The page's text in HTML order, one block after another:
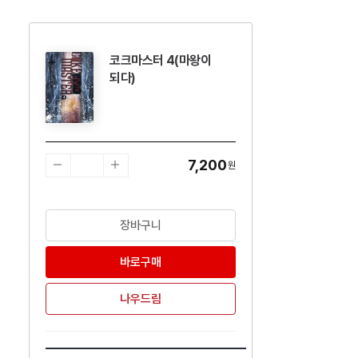
코크마스터 4(마왕이
되다)
7,200원
장바구니
바로구매
나우드림